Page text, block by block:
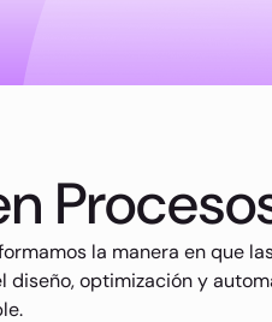
la manera en que
optimización y